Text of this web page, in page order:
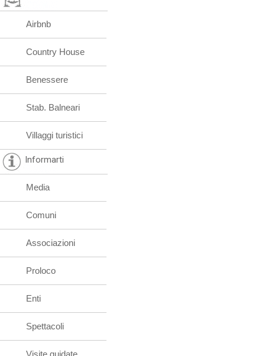
Airbnb
Country House
Benessere
Stab. Balneari
Villaggi turistici
Informarti
Media
Comuni
Associazioni
Proloco
Enti
Spettacoli
Visite guidate